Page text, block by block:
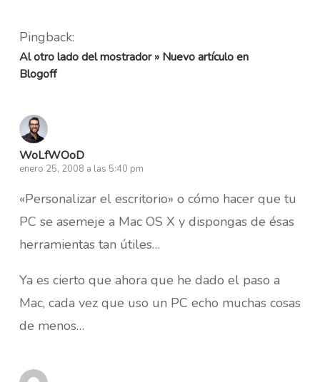
Pingback:
Al otro lado del mostrador » Nuevo artículo en
Blogoff
WoLfWOoD
enero 25, 2008 a las 5:40 pm
«Personalizar el escritorio» o cómo hacer que tu
PC se asemeje a Mac OS X y dispongas de ésas
herramientas tan útiles…
Ya es cierto que ahora que he dado el paso a
Mac, cada vez que uso un PC echo muchas cosas
de menos…